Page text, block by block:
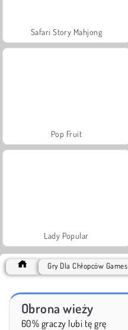
Safari Story Mahjong
Pop Fruit
Lady Popular
Gry Dla Chłopców Games
Obrona wieży
60% graczy lubi tę grę